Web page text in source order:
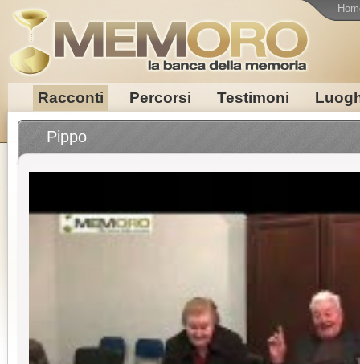
Racconti Percorsi Testimoni
Pippo